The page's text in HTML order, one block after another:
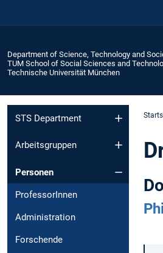
Department of Science, Technology and
TUM School of Social Sciences and
Technische Universität München
STS Department
Arbeitsgruppen
Personen
ProfessorInnen
Administration
Forschende